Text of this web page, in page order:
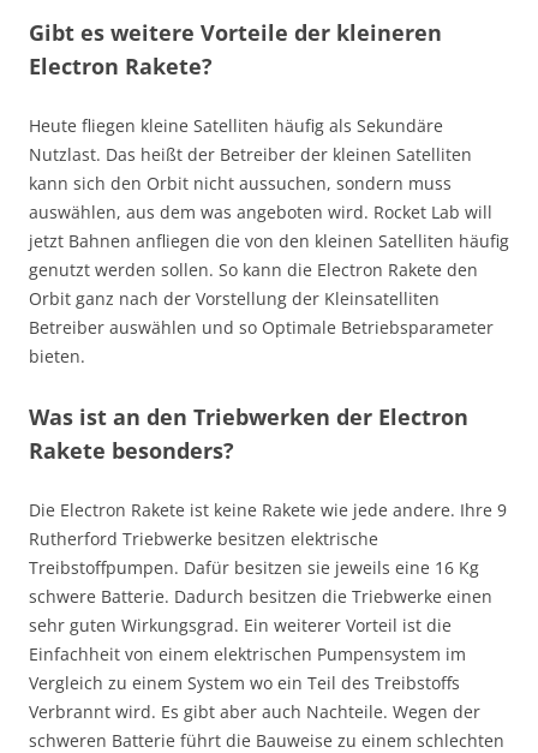
Gibt es weitere Vorteile der kleineren
Electron Rakete?
Heute fliegen kleine Satelliten häufig als Sekundäre
Nutzlast. Das heißt der Betreiber der kleinen Satelliten
kann sich den Orbit nicht aussuchen, sondern muss
auswählen, aus dem was angeboten wird. Rocket Lab will
jetzt Bahnen anfliegen die von den kleinen Satelliten häufig
genutzt werden sollen. So kann die Electron Rakete den
Orbit ganz nach der Vorstellung der Kleinsatelliten
Betreiber auswählen und so Optimale Betriebsparameter
bieten.
Was ist an den Triebwerken der Electron
Rakete besonders?
Die Electron Rakete ist keine Rakete wie jede andere. Ihre 9
Rutherford Triebwerke besitzen elektrische
Treibstoffpumpen. Dafür besitzen sie jeweils eine 16 Kg
schwere Batterie. Dadurch besitzen die Triebwerke einen
sehr guten Wirkungsgrad. Ein weiterer Vorteil ist die
Einfachheit von einem elektrischen Pumpensystem im
Vergleich zu einem System wo ein Teil des Treibstoffs
Verbrannt wird. Es gibt aber auch Nachteile. Wegen der
schweren Batterie führt die Bauweise zu einem schlechten